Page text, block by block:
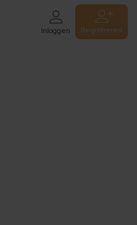
Inloggen Registreren